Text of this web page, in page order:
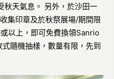
秋天氣息。 另外，於沙田一
集印章及於秋祭展場/期間限
以上，即可免費換領Sanrio
隨機抽樣，數量有限，先到